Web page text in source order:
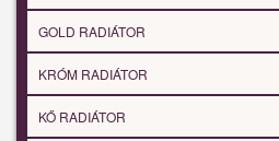
GOLD RADIÁTOR
KRÓM RADIÁTOR
KŐ RADIÁTOR